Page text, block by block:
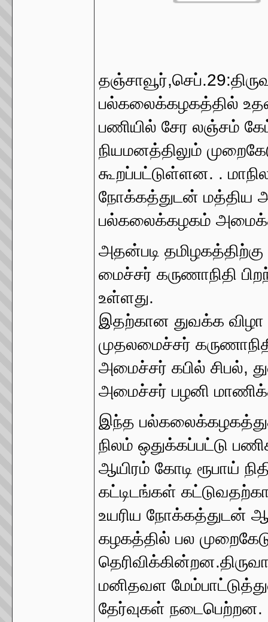
பல்கலைக்கழகத்தில்
பணியில் சேர லஞ்சம்
நியமனத்திலும்
கூறப்பட்டுள்ளன. .
நோக்கத்துடன் மத்திய
பல்கலைக்கழகம்
அதன்படி
மைச்சர் கருணாநிதி
உள்ளது.
இதற்கான துவக்க விழா
முதலமைச்சர்
அமைச்சர் கபில் சிபல்,
அமைச்சர் பழனி
இந்த
நிலம் ஒதுக்கப்பட்டு
ஆயிரம் கோடி ரூபாய்
கட்டிடங்கள்
உயரிய நோக்கத்துடன்
கழகத்தில் பல
மனிதவள
தேர்வுகள் நடைபெற்றன.